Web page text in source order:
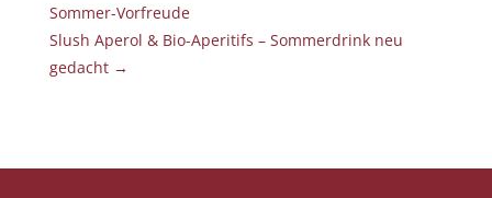
Sommer-Vorfreude
Slush Aperol & Bio-Aperitifs – Sommerdrink neu
gedacht→